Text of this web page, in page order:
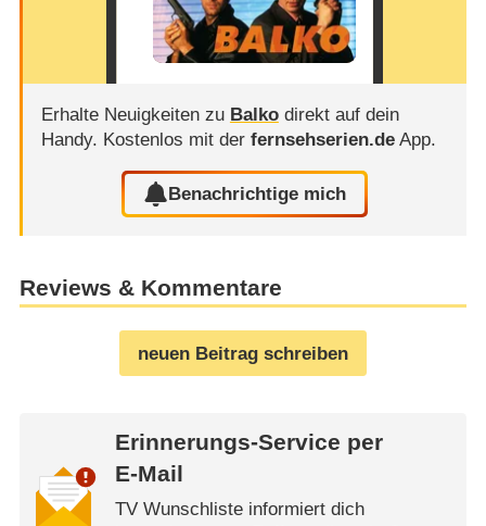
Erhalte Neuigkeiten zu Balkodirekt auf dein
Handy. Kostenlos mit der fernsehserien.deApp.
Benachrichtige mich
Reviews & Kommentare
neuen Beitrag schreiben
Erinnerungs-Service per
E-Mail
TV Wunschliste informiert dich